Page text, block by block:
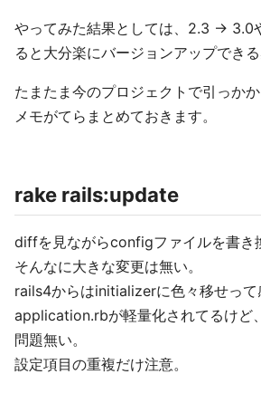
やってみた結果としては、2.3 -> 3.0
ると大分楽にバージョンアップできる
たまたま今のプロジェクトで引っかか
メモがてらまとめておきます。
rake rails:update
diffを見ながらconfigファイルを書き
そんなに大きな変更は無い。
rails4からはinitializerに色々移せって
application.rbが軽量化されてるけど
問題無い。
設定項目の重複だけ注意。